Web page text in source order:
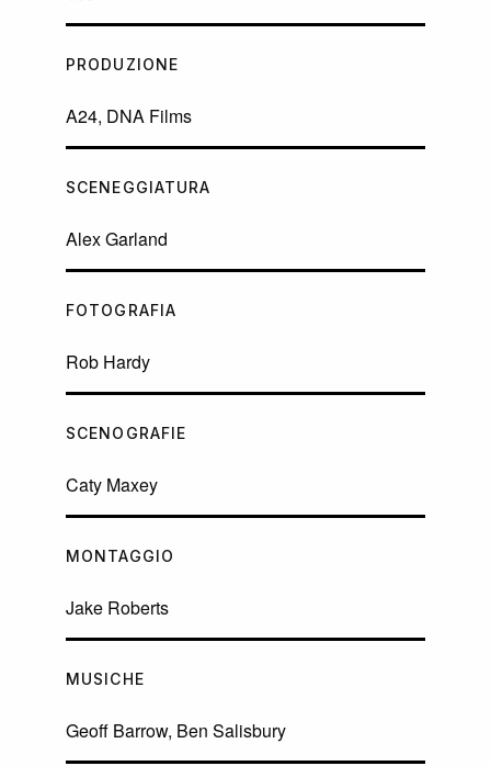
PRODUZIONE
A24, DNA Films
SCENEGGIATURA
Alex Garland
FOTOGRAFIA
Rob Hardy
SCENOGRAFIE
Caty Maxey
MONTAGGIO
Jake Roberts
MUSICHE
Geoff Barrow, Ben Salisbury